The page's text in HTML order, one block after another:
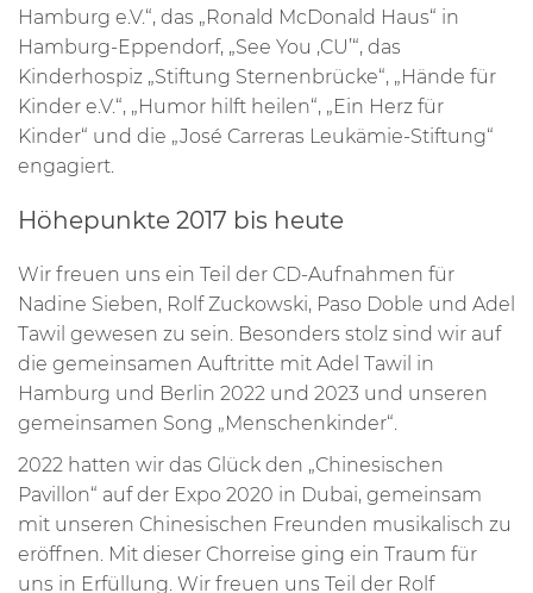
Hamburg e.V.“, das „Ronald McDonald Haus“ in
Hamburg-Eppendorf, „See You ‚CU’“, das
Kinderhospiz „Stiftung Sternenbrücke“, „Hände für
Kinder e.V.“, „Humor hilft heilen“, „Ein Herz für
Kinder“ und die „José Carreras Leukämie-Stiftung“
engagiert.
Höhepunkte 2017 bis heute
Wir freuen uns ein Teil der CD-Aufnahmen für
Nadine Sieben, Rolf Zuckowski, Paso Doble und Adel
Tawil gewesen zu sein. Besonders stolz sind wir auf
die gemeinsamen Auftritte mit Adel Tawil in
Hamburg und Berlin 2022 und 2023 und unseren
gemeinsamen Song „Menschenkinder“.
2022 hatten wir das Glück den „Chinesischen
Pavillon“ auf der Expo 2020 in Dubai, gemeinsam
mit unseren Chinesischen Freunden musikalisch zu
eröffnen. Mit dieser Chorreise ging ein Traum für
uns in Erfüllung. Wir freuen uns Teil der Rolf